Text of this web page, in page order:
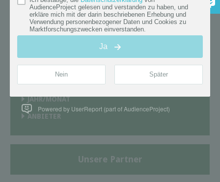
Arbeitswelt×
Umwelt & Ökologie×
Alle Filter entfernen×
BRANCHE & THEMA
JAHR/MONAT
ANBIETER
Unsere Partner
Powered by UserReport (part of AudienceProject)